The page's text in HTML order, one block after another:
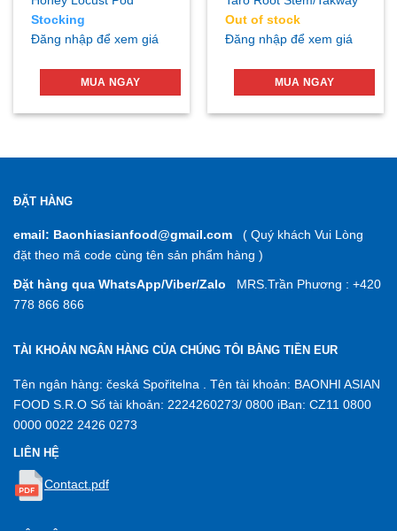
Stocking
Đăng nhập để xem giá
MUA NGAY
Out of stock
Đăng nhập để xem giá
MUA NGAY
ĐẶT HÀNG
email: Baonhiasianfood@gmail.com ( Quý khách Vui Lòng
đặt theo mã code cùng tên sản phẩm hàng )
Đặt hàng qua WhatsApp/Viber/Zalo MRS.Trần Phương : +420
778 866 866
TÀI KHOẢN NGÂN HÀNG CỦA CHÚNG TÔI BẰNG TIỀN EUR
Tên ngân hàng: česká Spořitelna . Tên tài khoản: BAONHI ASIAN
FOOD S.R.O Số tài khoản: 2224260273/ 0800 iBan: CZ11 0800
0000 0022 2426 0273
LIÊN HỆ
Contact.pdf